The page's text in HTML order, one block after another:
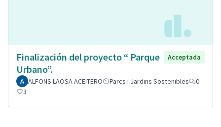
Finalización del proyecto “ Parque
Urbano”.
Acceptada
ALFONS LAOSA ACEITERO Parcs i Jardins Sostenibles
0
3